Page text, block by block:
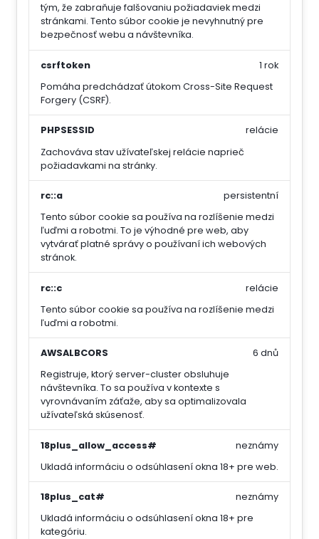
tým, že zabraňuje falšovaniu požiadaviek medzi
stránkami. Tento súbor cookie je nevyhnutný pre
bezpečnosť webu a návštevníka.
csrftoken
Pomáha predchádzať útokom Cross-Site Request
Forgery (CSRF).
1 rok
PHPSESSID
Zachováva stav užívateľskej relácie naprieč
požiadavkami na stránky.
relácie
rc::a
Tento súbor cookie sa používa na rozlíšenie medzi
ľuďmi a robotmi. To je výhodné pre web, aby
vytvárať platné správy o používaní ich webových
stránok.
persistentní
rc::c
Tento súbor cookie sa používa na rozlíšenie medzi
ľuďmi a robotmi.
relácie
AWSALBCORS
Registruje, ktorý server-cluster obsluhuje
návštevníka. To sa používa v kontexte s
vyrovnávaním záťaže, aby sa optimalizovala
užívateľská skúsenosť.
6 dnů
18plus_allow_access#
Ukladá informáciu o odsúhlasení okna 18+ pre web.
neznámy
18plus_cat#
Ukladá informáciu o odsúhlasení okna 18+ pre
kategóriu.
neznámy